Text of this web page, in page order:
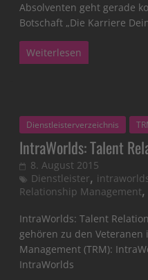
Absolventen geht gerade
Botschaft „Die Karriere
Weiterlesen
Dienstleisterverzeichnis
IntraWorlds: Talent
8. August 2015
Dienstleister,
Relationship Management
IntraWorlds: Talent
gehören zu den Veteranen
Management (TRM):
IntraWorlds